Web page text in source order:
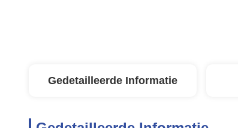
Gedetailleerde Informatie